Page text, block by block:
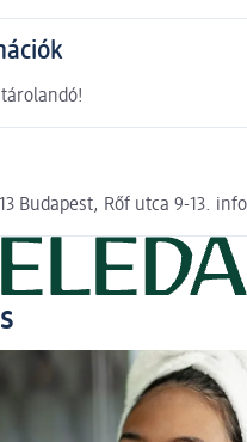
Budapest, Rőf utca 9-13.